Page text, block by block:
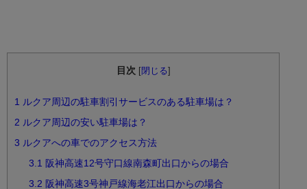
目次 閉じる
1 ルクア周辺の駐車割引サービスのある駐車場は？
2 ルクア周辺の安い駐車場は？
3 ルクアへの車でのアクセス方法
3.1 阪神高速12号守口線南森町出口からの場合
3.2 阪神高速3号神戸線海老江出口からの場合